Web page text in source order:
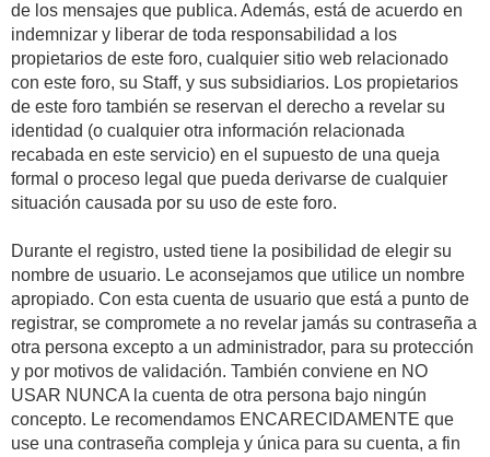
de los mensajes que publica. Además, está de acuerdo en
indemnizar y liberar de toda responsabilidad a los
propietarios de este foro, cualquier sitio web relacionado
con este foro, su Staff, y sus subsidiarios. Los propietarios
de este foro también se reservan el derecho a revelar su
identidad (o cualquier otra información relacionada
recabada en este servicio) en el supuesto de una queja
formal o proceso legal que pueda derivarse de cualquier
situación causada por su uso de este foro.
Durante el registro, usted tiene la posibilidad de elegir su
nombre de usuario. Le aconsejamos que utilice un nombre
apropiado. Con esta cuenta de usuario que está a punto de
registrar, se compromete a no revelar jamás su contraseña a
otra persona excepto a un administrador, para su protección
y por motivos de validación. También conviene en NO
USAR NUNCA la cuenta de otra persona bajo ningún
concepto. Le recomendamos ENCARECIDAMENTE que
use una contraseña compleja y única para su cuenta, a fin